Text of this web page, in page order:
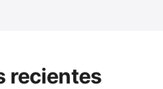
recientes